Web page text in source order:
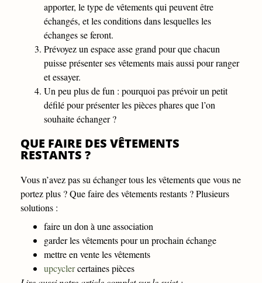
apporter, le type de vêtements qui peuvent être
échangés, et les conditions dans lesquelles les
échanges se feront.
Prévoyez un espace asse grand pour que chacun
puisse présenter ses vêtements mais aussi pour ranger
et essayer.
Un peu plus de fun : pourquoi pas prévoir un petit
défilé pour présenter les pièces phares que l’on
souhaite échanger ?
QUE FAIRE DES VÊTEMENTS
RESTANTS ?
Vous n’avez pas su échanger tous les vêtements que vous ne
portez plus ? Que faire des vêtements restants ? Plusieurs
solutions :
faire un don à une association
garder les vêtements pour un prochain échange
mettre en vente les vêtements
upcyclercertaines pièces